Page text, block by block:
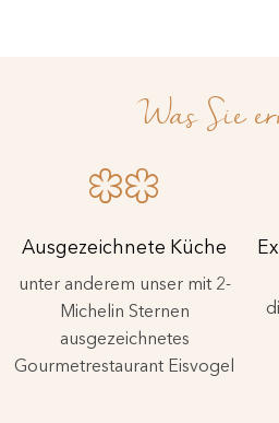
Was Sie
Ausgezeichnete Küche
unter anderem unser mit 2-
Michelin Sternen
ausgezeichnetes
Gourmetrestaurant Eisvogel